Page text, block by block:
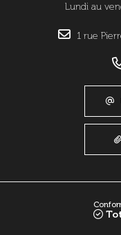
Lundi au
1 rue